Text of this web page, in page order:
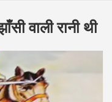
वाली रानी थी